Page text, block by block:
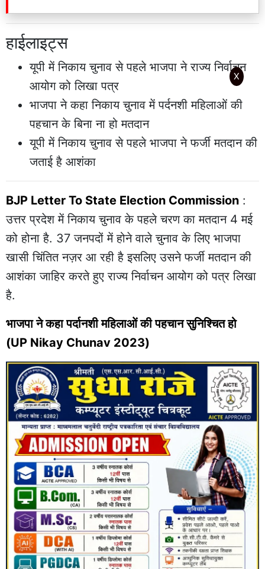
हाईलाइट्स
यूपी में निकाय चुनाव से पहले भाजपा ने राज्य निर्वाचन
आयोग को लिखा पत्र
भाजपा ने कहा निकाय चुनाव में पर्दनशी महिलाओं की
पहचान के बिना ना हो मतदान
यूपी में निकाय चुनाव से पहले भाजपा ने फर्जी मतदान की
जताई है आशंका
BJP Letter To State Election Commission :
उत्तर प्रदेश में निकाय चुनाव के पहले चरण का मतदान 4 मई
को होना है. 37 जनपदों में होने वाले चुनाव के लिए भाजपा
खासी चिंतित नज़र आ रही है इसलिए उसने फर्जी मतदान की
आशंका जाहिर करते हुए राज्य निर्वाचन आयोग को पत्र लिखा
है.
भाजपा ने कहा पर्दानशी महिलाओं की पहचान सुनिश्चित हो
(UP Nikay Chunav 2023)
X